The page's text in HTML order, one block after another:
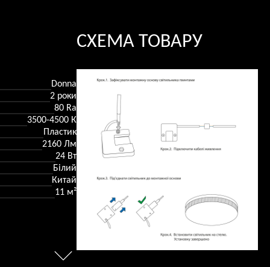
Donna
2 роки
80 Ra
3500-4500 К
Пластик
2160 Лм
24 Вт
Білий
Китай
11 м²
СХЕМА ТОВАРУ